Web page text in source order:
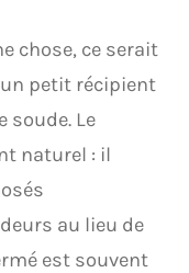
chose, ce serait
petit récipient
soude. Le
naturel : il
au lieu de
est souvent